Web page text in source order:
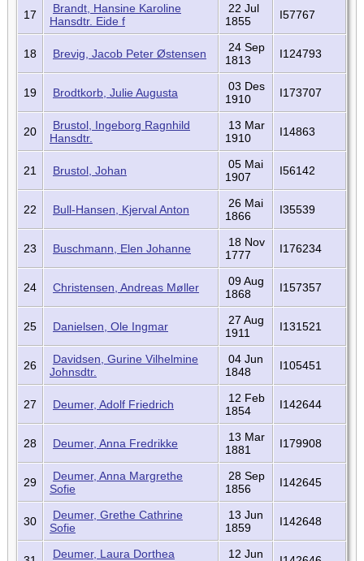
17
Brandt, Hansine Karoline
Hansdtr. Eide f
22 Jul
1855
I57767
18 Brevig, Jacob Peter Østensen
24 Sep
1813
I124793
19 Brodtkorb, Julie Augusta
03 Des
1910
I173707
20
Brustol, Ingeborg Ragnhild
Hansdtr.
13 Mar
1910
I14863
21 Brustol, Johan
05 Mai
1907
I56142
22 Bull-Hansen, Kjerval Anton
26 Mai
1866
I35539
23 Buschmann, Elen Johanne
18 Nov
1777
I176234
24 Christensen, Andreas Møller
09 Aug
1868
I157357
25 Danielsen, Ole Ingmar
27 Aug
1911
I131521
26
Davidsen, Gurine Vilhelmine
Johnsdtr.
04 Jun
1848
I105451
27 Deumer, Adolf Friedrich
12 Feb
1854
I142644
28 Deumer, Anna Fredrikke
13 Mar
1881
I179908
29
Deumer, Anna Margrethe
Sofie
28 Sep
1856
I142645
30
Deumer, Grethe Cathrine
Sofie
13 Jun
1859
I142648
Deumer, Laura Dorthea
12 Jun